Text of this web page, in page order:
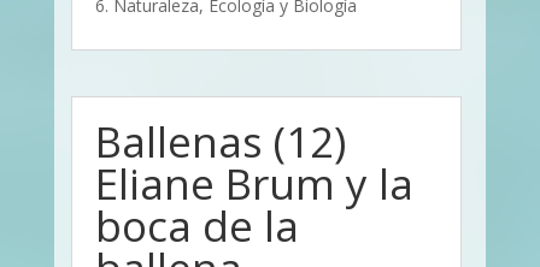
6. Naturaleza, Ecología y Biología
Ballenas (12)
Eliane Brum y la
boca de la